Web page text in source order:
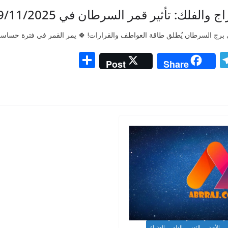
تأثير قمر السرطان في 9/11/2025 ✨
السرطان يُطلق طاقة العواطف والقرارات! 🍀 يمر القمر في فترة
T
el
a
m
Share
Post